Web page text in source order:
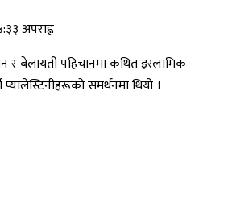
अपराह्न
र बेलायती पहिचानमा कथित इस्लामिक
समर्थनमा थियो ।